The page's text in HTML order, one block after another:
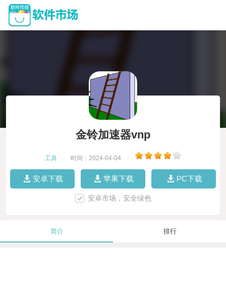
金铃加速器vnp
工具 时间：2024-04-04
安卓下载 苹果下载 PC下载
安卓市场，安全绿色
简介 排行